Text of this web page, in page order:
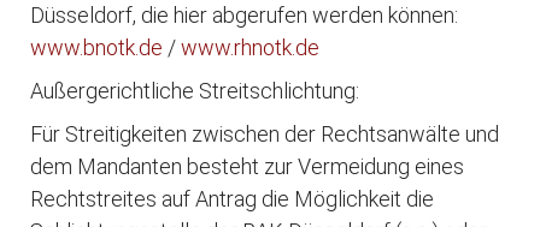
Düsseldorf, die hier abgerufen werden können:
www.bnotk.de /www.rhnotk.de
Außergerichtliche Streitschlichtung:
Für Streitigkeiten zwischen der Rechtsanwälte und
dem Mandanten besteht zur Vermeidung eines
Rechtstreites auf Antrag die Möglichkeit die